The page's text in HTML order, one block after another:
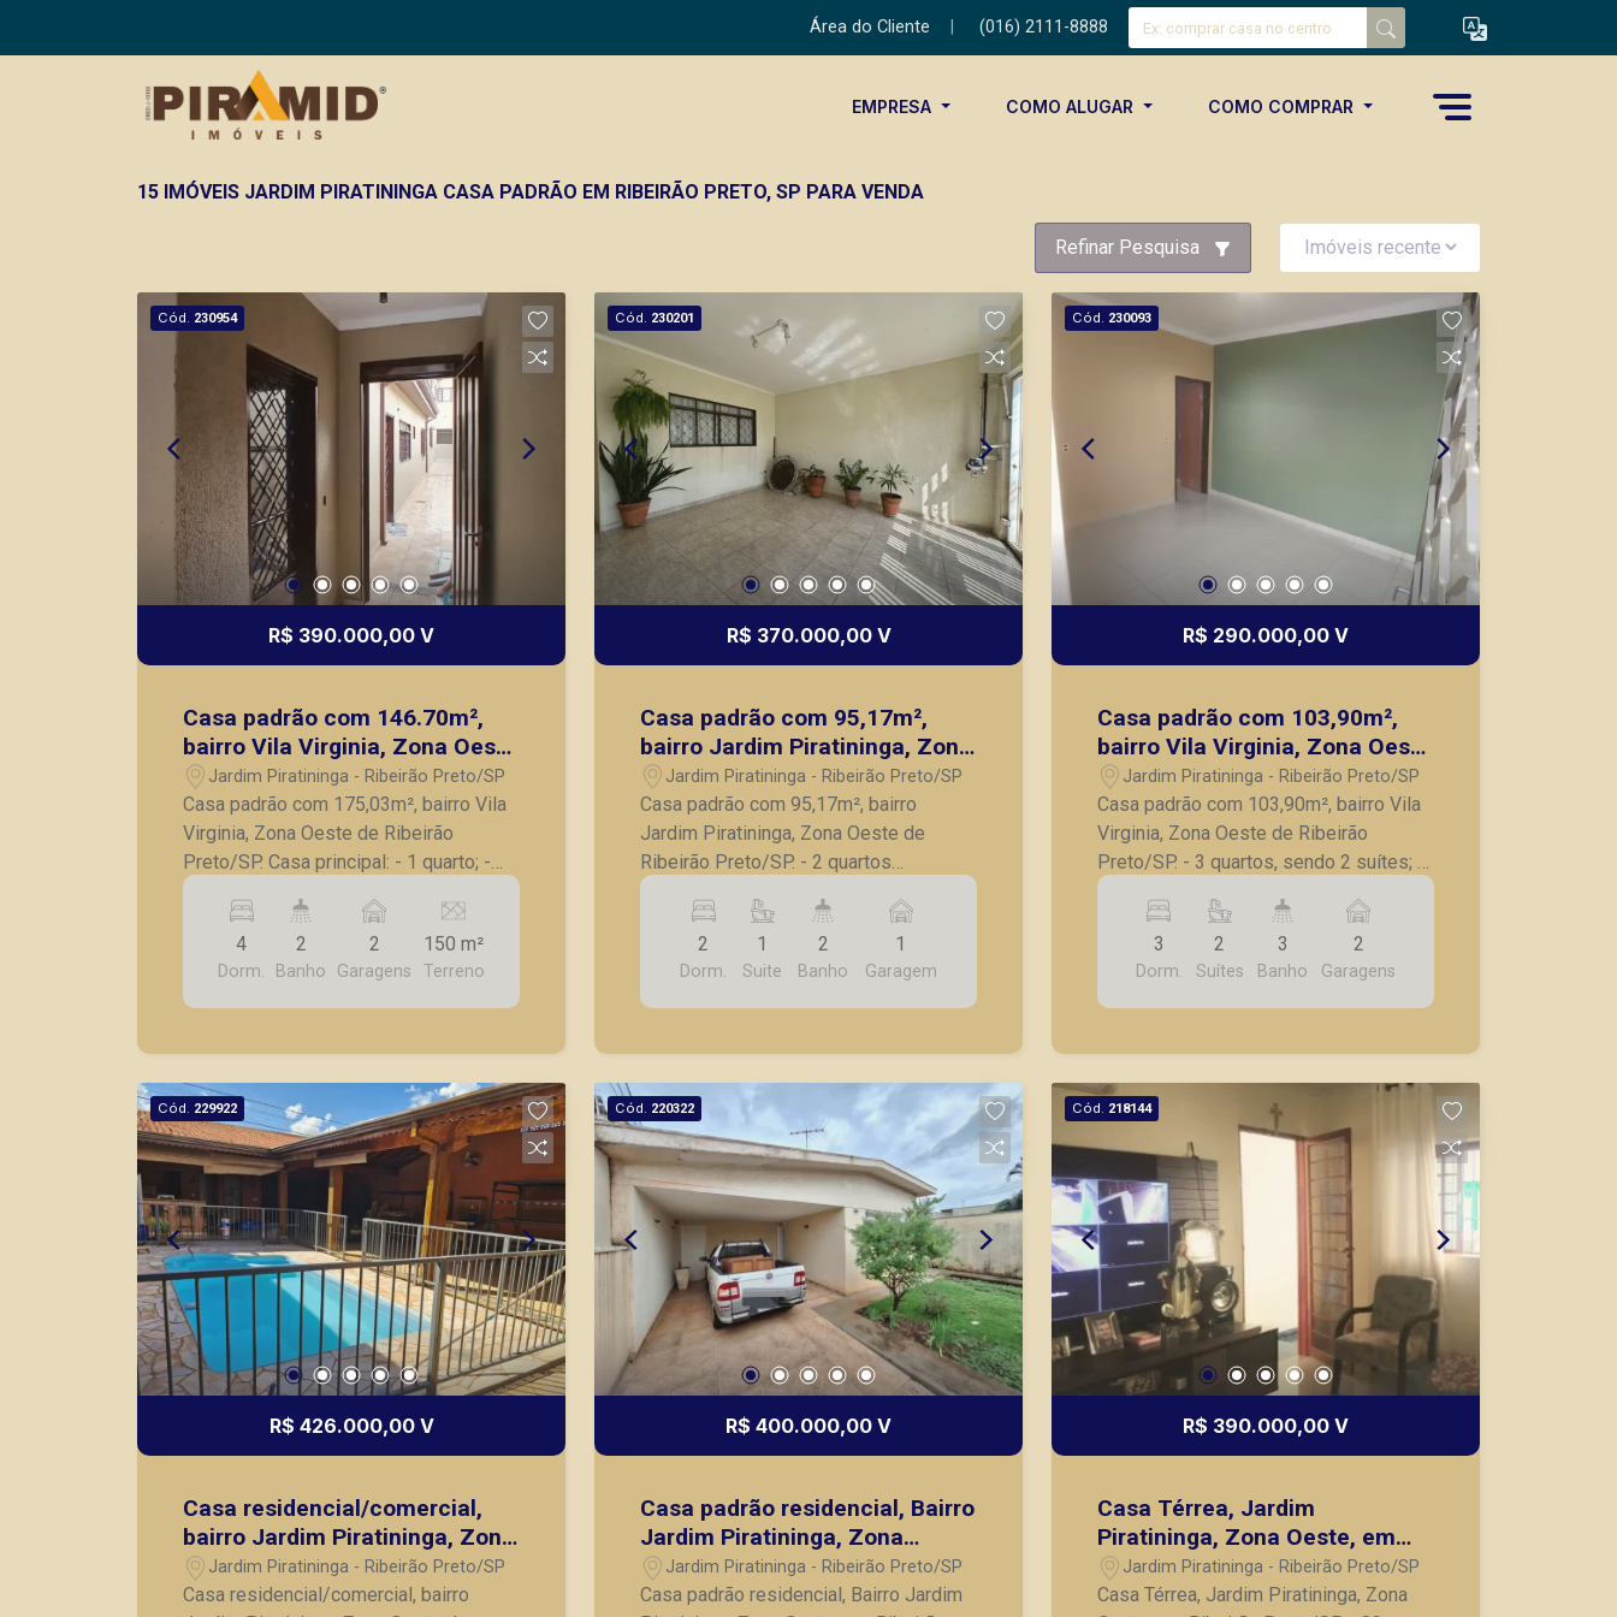
Área do Cliente (016) 2111-8888
EMPRESA COMO ALUGAR COMO COMPRAR
15 IMÓVEIS JARDIM PIRATININGA CASA PADRÃO EM RIBEIRÃO PRETO, SP PARA VENDA
Refinar Pesquisa
Cód. 230954
R$ 390.000,00 V
Casa padrão com 146.70m²,
bairro Vila Virginia, Zona Oeste
de Ribeirão Preto/SP.
Jardim Piratininga - Ribeirão Preto/SP
Casa padrão com 175,03m², bairro Vila
Virginia, Zona Oeste de Ribeirão
Preto/SP. Casa principal: - 1 quarto; -
Banheiro social; - Sala; - Cozinha; - Área
de serviço; Sobrado nos fundos: - 3
quartos com pontos de ar-condicionado
já preparados; - Banheiro social; - Sala
para 2 ambientes; - Cozinha; - 2 vagas
atender seus clientes com agilidade e
segurança, em locação, vendas de
imóveis prontos, usados ou mesmo
nos principais lançamentos da cidade
de Ribeirão Preto.
4
Dorm.
2
Banho
2
Garagens
150 m²
Terreno
Cód. 230201
R$ 370.000,00 V
Casa padrão com 95,17m²,
bairro Jardim Piratininga, Zona
Oeste de Ribeirão Preto/SP.
Jardim Piratininga - Ribeirão Preto/SP
Casa padrão com 95,17m², bairro
Jardim Piratininga, Zona Oeste de
Ribeirão Preto/SP. - 2 quartos
climatizados, sendo 1 suíte com closet;
- Banheiro social com box, espelho e
gabinete; - Sala; - Cozinha com
armários planejados; - Área de serviço;
- Corredor lateral; - Quintal; - 2 vagas de
seus clientes com agilidade e
segurança, em locação, vendas de
imóveis prontos, usados ou mesmo
nos principais lançamentos da cidade
de Ribeirão Preto.
2
Dorm.
1
Suite
2
Banho
1
Garagem
Cód. 230093
R$ 290.000,00 V
Casa padrão com 103,90m²,
bairro Vila Virginia, Zona Oeste
de Ribeirão Preto/SP.
Jardim Piratininga - Ribeirão Preto/SP
Casa padrão com 103,90m², bairro Vila
Virginia, Zona Oeste de Ribeirão
Preto/SP. - 3 quartos, sendo 2 suítes; -
Banheiro social; - Sala para 2
ambientes; - Cozinha ampla; - Área de
serviço; - 2 vagas de garagem. A
Piramid tem como objetivo atender
seus clientes com agilidade e
nos principais lançamentos da cidade
de Ribeirão Preto.
3
Dorm.
2
Suítes
3
Banho
2
Garagens
Cód. 229922
R$ 426.000,00 V
Casa residencial/comercial,
bairro Jardim Piratininga, Zona
Oeste de Ribeirão Preto/SP.
Jardim Piratininga - Ribeirão Preto/SP
Casa residencial/comercial, bairro
Cód. 220322
R$ 400.000,00 V
Casa padrão residencial, Bairro
Jardim Piratininga, Zona
Oeste, em Ribeirão Preto/SP;
Jardim Piratininga - Ribeirão Preto/SP
Casa padrão residencial, Bairro Jardim
Cód. 218144
R$ 390.000,00 V
Casa Térrea, Jardim
Piratininga, Zona Oeste, em
Ribeirão Preto/SP
Jardim Piratininga - Ribeirão Preto/SP
Casa Térrea, Jardim Piratininga, Zona